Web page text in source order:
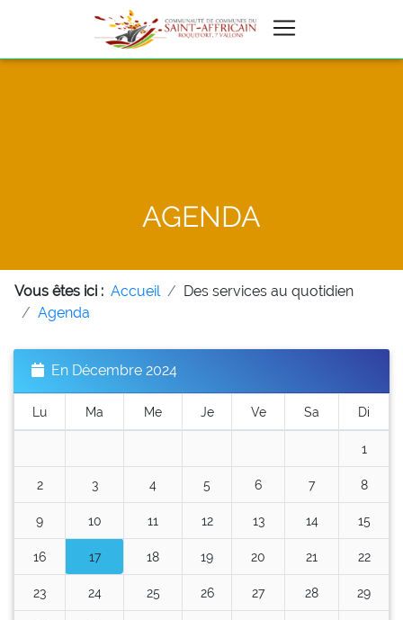
AGENDA
Vous êtes ici : Accueil
Des services au quotidien
Agenda
En Décembre 2024
Lu Ma Me Je Ve Sa Di
1
2 3 4 5 6 7 8
9 10 11 12 13 14 15
16 17 18 19 20 21 22
23 24 25 26 27 28 29